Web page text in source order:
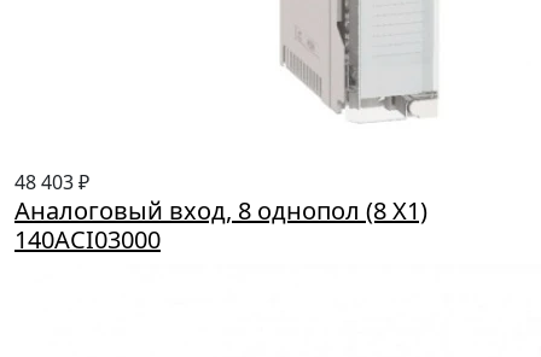
48 403 ₽
Аналоговый вход, 8 однопол (8 Х1)
140ACI03000